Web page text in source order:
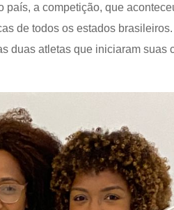
a competição, que
de todos os estados
duas atletas que iniciaram suas